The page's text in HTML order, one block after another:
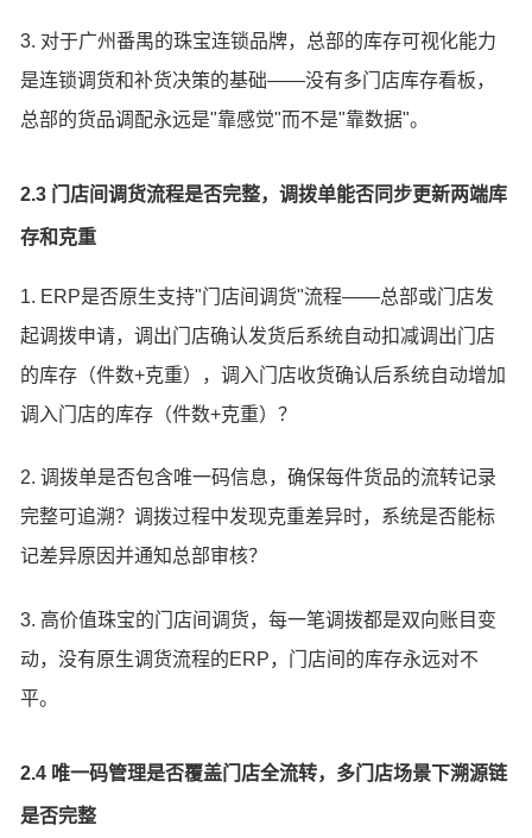
3. 对于广州番禺的珠宝连锁品牌，总部的库存可视化能力
是连锁调货和补货决策的基础——没有多门店库存看板，
总部的货品调配永远是"靠感觉"而不是"靠数据"。
2.3 门店间调货流程是否完整，调拨单能否同步更新两端库
存和克重
1. ERP是否原生支持"门店间调货"流程——总部或门店发
起调拨申请，调出门店确认发货后系统自动扣减调出门店
的库存（件数+克重），调入门店收货确认后系统自动增加
调入门店的库存（件数+克重）？
2. 调拨单是否包含唯一码信息，确保每件货品的流转记录
完整可追溯？调拨过程中发现克重差异时，系统是否能标
记差异原因并通知总部审核？
3. 高价值珠宝的门店间调货，每一笔调拨都是双向账目变
动，没有原生调货流程的ERP，门店间的库存永远对不
平。
2.4 唯一码管理是否覆盖门店全流转，多门店场景下溯源链
是否完整